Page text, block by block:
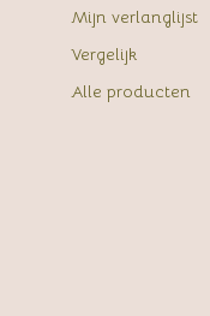
Mijn verlanglijst
Vergelijk
Alle producten